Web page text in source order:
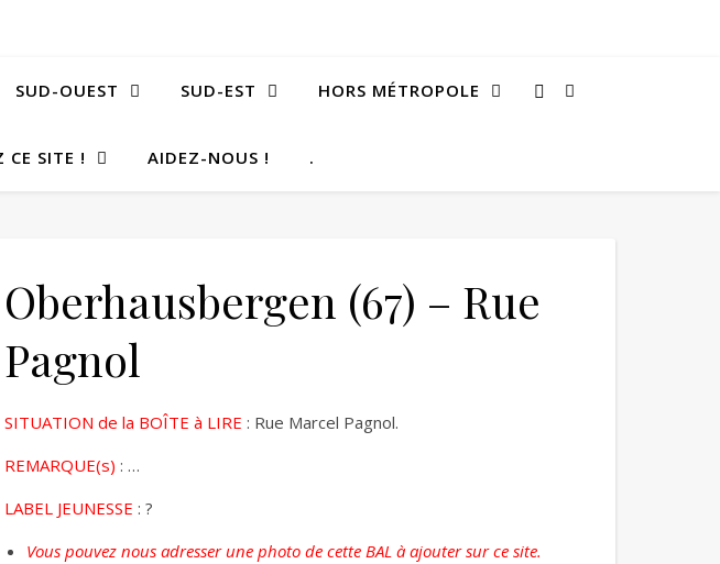
SUD-OUEST SUD-EST HORS MÉTROPOLE
CE SITE ! AIDEZ-NOUS ! .
Oberhausbergen (67) – Rue
Pagnol
SITUATION de la BOÎTE à LIRE : Rue Marcel Pagnol.
REMARQUE(s) : …
LABEL JEUNESSE : ?
Vous pouvez nous adresser une photo de cette BAL à ajouter sur ce site.